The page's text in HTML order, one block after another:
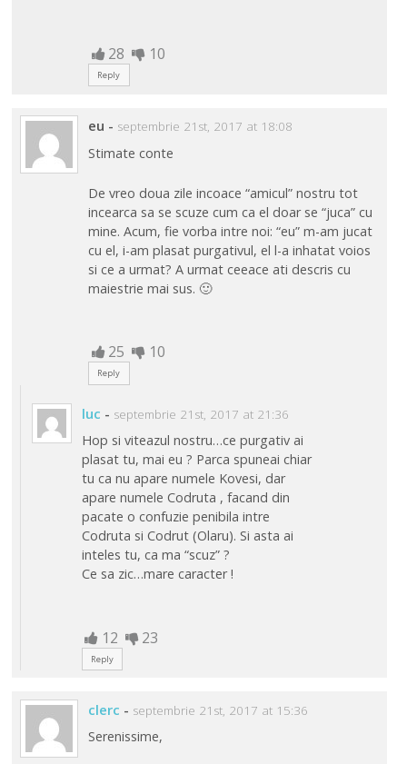
28 10
Reply
eu - septembrie 21st, 2017 at 18:08
Stimate conte
De vreo doua zile incoace “amicul” nostru tot
incearca sa se scuze cum ca el doar se “juca” cu
mine. Acum, fie vorba intre noi: “eu” m-am jucat
cu el, i-am plasat purgativul, el l-a inhatat voios
si ce a urmat? A urmat ceeace ati descris cu
maiestrie mai sus. 🙂
25 10
Reply
luc - septembrie 21st, 2017 at 21:36
Hop si viteazul nostru…ce purgativ ai
plasat tu, mai eu ? Parca spuneai chiar
tu ca nu apare numele Kovesi, dar
apare numele Codruta , facand din
pacate o confuzie penibila intre
Codruta si Codrut (Olaru). Si asta ai
inteles tu, ca ma “scuz” ?
Ce sa zic…mare caracter !
12 23
Reply
clerc - septembrie 21st, 2017 at 15:36
Serenissime,